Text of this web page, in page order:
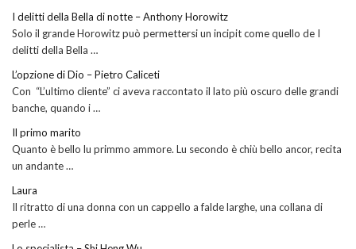
I delitti della Bella di notte – Anthony Horowitz
Solo il grande Horowitz può permettersi un incipit come quello de I
delitti della Bella …
L’opzione di Dio – Pietro Caliceti
Con “L’ultimo cliente” ci aveva raccontato il lato più oscuro delle grandi
banche, quando i …
Il primo marito
Quanto è bello lu primmo ammore. Lu secondo è chiù bello ancor, recita
un andante …
Laura
Il ritratto di una donna con un cappello a falde larghe, una collana di
perle …